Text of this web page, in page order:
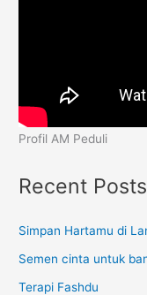
Profil AM Peduli
Recent Posts
Simpan Hartamu di
Semen cinta untuk
Terapi Fashdu